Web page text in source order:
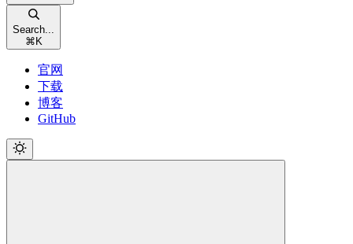
Search...
⌘ K
官网
下载
博客
GitHub